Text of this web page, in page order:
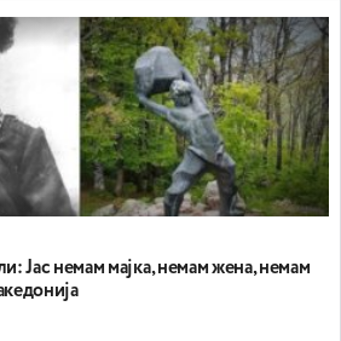
Јас немам мајка, немам жена, немам